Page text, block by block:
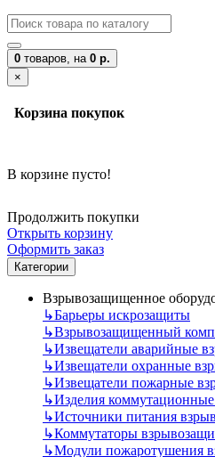
0 товаров, на 0 р.
×
Корзина покупок
В корзине пусто!
Продолжить покупки
Открыть корзину
Оформить заказ
Категории
Взрывозащищенное
↳Барьеры искрозащиты
↳Взрывозащищенный
↳Извещатели аварийные
↳Извещатели охранные
↳Извещатели пожарные
↳Изделия
↳Источники питания
↳Коммутаторы
↳Модули пожаротушения